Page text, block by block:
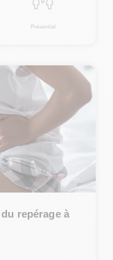
Présentiel
repérage à